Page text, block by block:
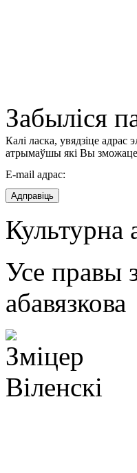
Забыліся
Калі ласка, увядзіце
атрымаўшы які Вы
E-mail адрас:
Адправіць
Культурна
Усе правы
абавязкова